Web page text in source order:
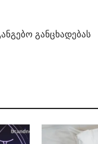
განცხადებას